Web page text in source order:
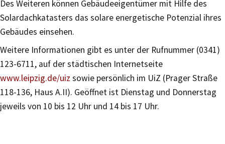
Des Weiteren können Gebäudeeigentümer mit Hilfe des
Solardachkatasters das solare energetische Potenzial ihres
Gebäudes einsehen.
Weitere Informationen gibt es unter der Rufnummer (0341)
123-6711, auf der städtischen Internetseite
www.leipzig.de/uiz sowie persönlich im UiZ (Prager Straße
118-136, Haus A.II). Geöffnet ist Dienstag und Donnerstag
jeweils von 10 bis 12 Uhr und 14 bis 17 Uhr.